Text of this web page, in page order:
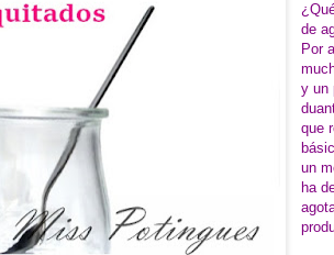
de
Por
y un
que
un
ha